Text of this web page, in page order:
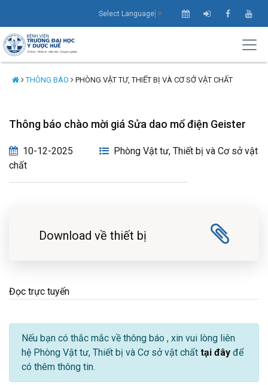
Select Language ▼
THÔNG BÁO PHÒNG VẬT TƯ, THIẾT BỊ VÀ CƠ SỞ VẬT CHẤT
Thông báo chào mời giá Sửa dao mổ điện Geister
10-12-2025
Phòng Vật tư, Thiết bị và Cơ sở vật
chất
Download về thiết bị
Đọc trực tuyến
Nếu bạn có thắc mắc về thông báo , xin vui lòng liên
hệ Phòng Vật tư, Thiết bị và Cơ sở vật chất tại đây để
có thêm thông tin.